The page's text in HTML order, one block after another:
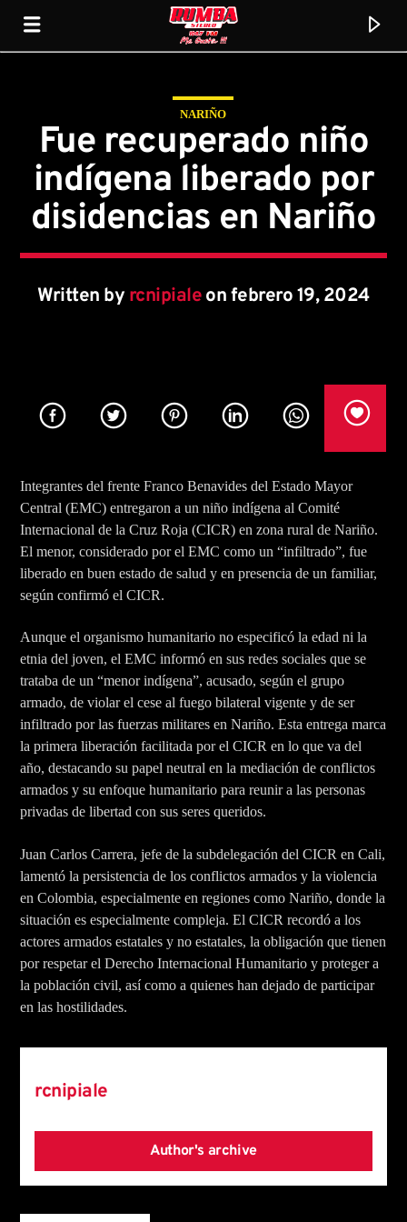
Rumba Stereo 104.7
Title
Rumba Stereo 104.7
Rcn Radio Las Lajas
NARIÑO
Fue recuperado niño
indígena liberado por
disidencias en Nariño
Written by rcnipialeon febrero 19, 2024
Integrantes del frente Franco Benavides del Estado Mayor
Central (EMC) entregaron a un niño indígena al Comité
Internacional de la Cruz Roja (CICR) en zona rural de Nariño.
El menor, considerado por el EMC como un “infiltrado”, fue
liberado en buen estado de salud y en presencia de un familiar,
según confirmó el CICR.
Aunque el organismo humanitario no especificó la edad ni la
etnia del joven, el EMC informó en sus redes sociales que se
trataba de un “menor indígena”, acusado, según el grupo
armado, de violar el cese al fuego bilateral vigente y de ser
infiltrado por las fuerzas militares en Nariño. Esta entrega marca
la primera liberación facilitada por el CICR en lo que va del
año, destacando su papel neutral en la mediación de conflictos
armados y su enfoque humanitario para reunir a las personas
privadas de libertad con sus seres queridos.
Juan Carlos Carrera, jefe de la subdelegación del CICR en Cali,
lamentó la persistencia de los conflictos armados y la violencia
en Colombia, especialmente en regiones como Nariño, donde la
situación es especialmente compleja. El CICR recordó a los
actores armados estatales y no estatales, la obligación que tienen
por respetar el Derecho Internacional Humanitario y proteger a
la población civil, así como a quienes han dejado de participar
en las hostilidades.
rcnipiale
Author's archive